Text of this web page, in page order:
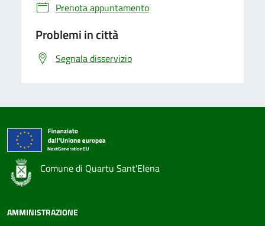
Prenota appuntamento
Problemi in città
Segnala disservizio
Comune di Quartu Sant'Elena
AMMINISTRAZIONE